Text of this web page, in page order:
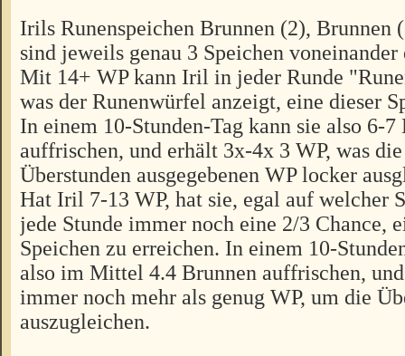
Irils Runenspeichen Brunnen (2), Brunnen
sind jeweils genau 3 Speichen
Mit 14+ WP kann Iril in jeder Runde
was der Runenwürfel anzeigt, eine dieser
In einem 10-Stunden-Tag kann sie also 6-7
auffrischen, und erhält 3x-4x 3 WP, was
Überstunden ausgegebenen WP locker
Hat Iril 7-13 WP, hat sie, egal auf welcher
jede Stunde immer noch eine 2/3 Chance,
Speichen zu erreichen. In einem 10-
also im Mittel 4.4 Brunnen auffrischen,
immer noch mehr als genug WP, um die
auszugleichen.